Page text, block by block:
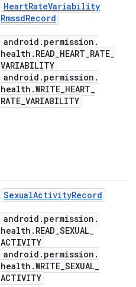
HeartRateVariability
RmssdRecord
android . permission .
health . READ_HEART_RATE_
VARIABILITY
android . permission .
health .WRITE_HEART_
RATE_VARIABILITY
SexualActivityRecord
android . permission .
health . READ_SEXUAL_
ACTIVITY
android . permission .
health .WRITE_SEXUAL_
ACTIVITY